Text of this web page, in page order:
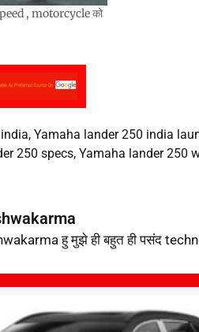
, motorcycle को
, Yamaha lander 250 india
250 specs, Yamaha lander 250
हु मुझे ही बहुत ही पसंद